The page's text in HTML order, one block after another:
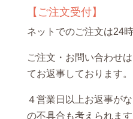
【ご注文受付】
ネットでのご注文は24
ご注文・お問い合わせ
てお返事しております。
４営業日以上お返事が
の不具合も考えられま